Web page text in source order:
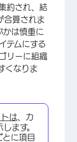
×
約され、結
合算されま
かは慎重に
テムにする
リーに組織
くなりま
は 、カ
ます。
とに項目